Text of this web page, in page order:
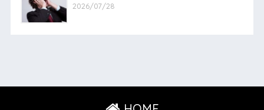
2026/07/28